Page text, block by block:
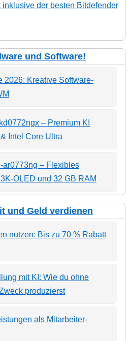
inklusive der besten Bitdefender
und Software!
2026: Kreative Software-
– Premium KI
Intel Core Ultra
ar0773ng – Flexibles
OLED und 32 GB RAM
und Geld verdienen
nutzen: Bis zu 70 % Rabatt
mit KI: Wie du ohne
produzierst
als Mitarbeiter-